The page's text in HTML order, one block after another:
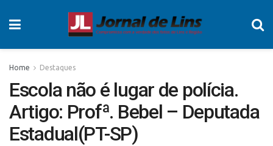
Home Destaques
Escola não é lugar de polícia.
Artigo: Profª. Bebel – Deputada
Estadual(PT-SP)